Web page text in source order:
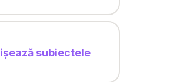
subiectele